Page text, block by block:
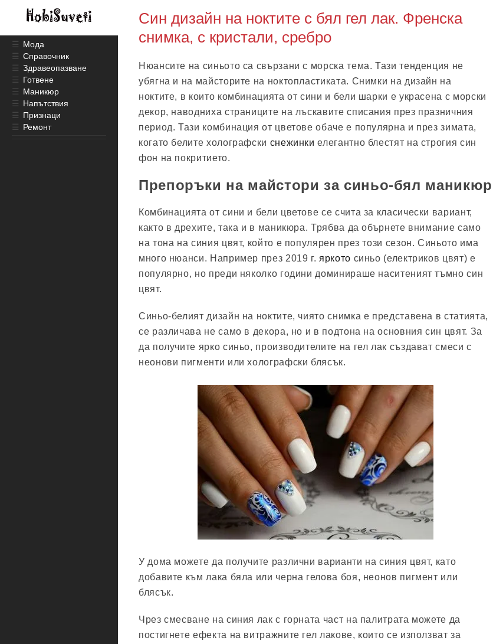
Син дизайн на ноктите с бял гел лак. Френска
снимка, с кристали, сребро
Нюансите на синьото са свързани с морска тема. Тази тенденция не
убягна и на майсторите на ноктопластиката. Снимки на дизайн на
ноктите, в които комбинацията от сини и бели шарки е украсена с морски
декор, наводниха страниците на лъскавите списания през празничния
период. Тази комбинация от цветове обаче е популярна и през зимата,
когато белите холографски снежинки елегантно блестят на строгия син
фон на покритието.
Препоръки на майстори за синьо-бял маникюр
Комбинацията от сини и бели цветове се счита за класически вариант,
както в дрехите, така и в маникюра. Трябва да обърнете внимание само
на тона на синия цвят, който е популярен през този сезон. Синьото има
много нюанси. Например през 2019 г. яркото синьо (електриков цвят) е
популярно, но преди няколко години доминираше наситеният тъмно син
цвят.
Синьо-белият дизайн на ноктите, чиято снимка е представена в статията,
се различава не само в декора, но и в подтона на основния син цвят. За
да получите ярко синьо, производителите на гел лак създават смеси с
неонови пигменти или холографски блясък.
У дома можете да получите различни варианти на синия цвят, като
добавите към лака бяла или черна гелова боя, неонов пигмент или
блясък.
Чрез смесване на синия лак с горната част на палитрата можете да
постигнете ефекта на витражните гел лакове, които се използват за
☰ Мода
☰ Справочник
☰ Здравеопазване
☰ Готвене
☰ Маникюр
☰ Напътствия
☰ Признаци
☰ Ремонт